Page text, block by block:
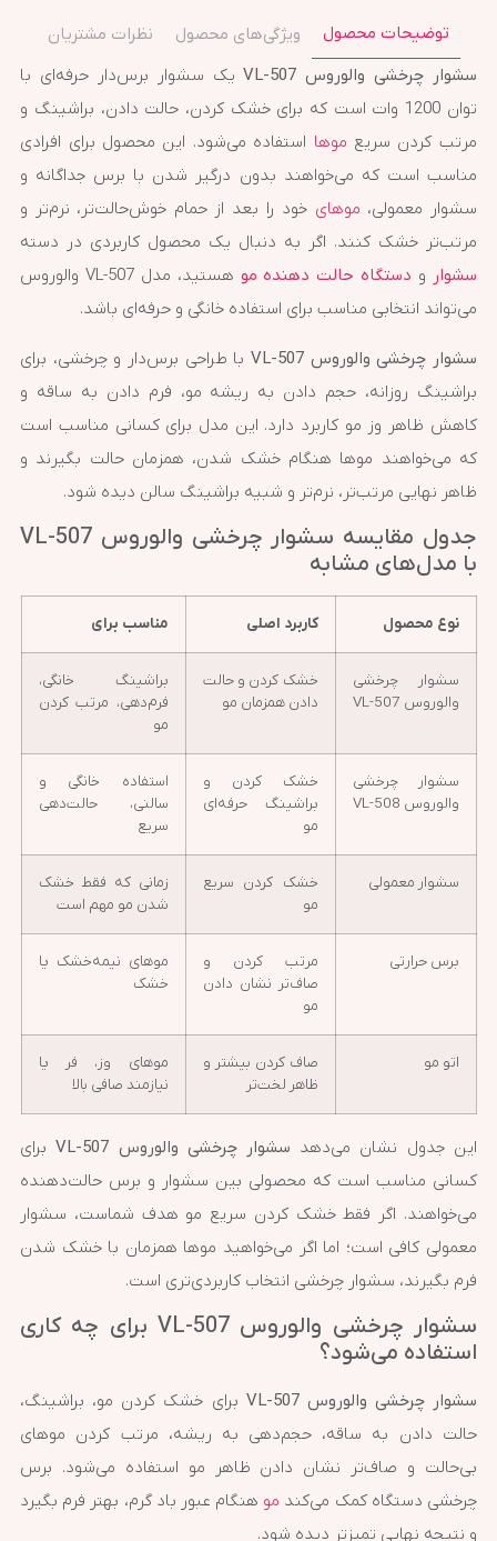
توضیحات محصول ویژگی‌های محصول
نظرات مشتریان
سشوار چرخشی والوروس VL-507
یک سشوار برس‌دار حرفه‌ای با
توان 1200 وات است که برای خشک کردن، حالت دادن، براشینگ و
مرتب کردن سریع موها استفاده می‌شود. این محصول برای افرادی
مناسب است که می‌خواهند بدون درگیر شدن با برس جداگانه و
سشوار معمولی، موهای خود را بعد از حمام خوش‌حالت‌تر، نرم‌تر و
مرتب‌تر خشک کنند. اگر به دنبال یک محصول کاربردی در دسته
سشوار و دستگاه حالت دهنده مو
هستید، مدل VL-507 والوروس
می‌تواند انتخابی مناسب برای استفاده خانگی و حرفه‌ای باشد.
سشوار چرخشی والوروس VL-507
با طراحی برس‌دار و چرخشی، برای
براشینگ روزانه، حجم دادن به ریشه مو، فرم دادن به ساقه و
کاهش ظاهر وز مو کاربرد دارد. این مدل برای کسانی مناسب است
که می‌خواهند موها هنگام خشک شدن، همزمان حالت بگیرند و
ظاهر نهایی مرتب‌تر، نرم‌تر و شبیه براشینگ سالن دیده شود.
جدول مقایسه سشوار چرخشی والوروس VL-507
با مدل‌های مشابه
نوع محصول کاربرد اصلی مناسب برای
سشوار چرخشی
والوروس VL-507
خشک کردن و حالت
دادن همزمان مو
براشینگ خانگی،
فرم‌دهی، مرتب کردن
مو
سشوار چرخشی
والوروس VL-508
خشک کردن و
براشینگ حرفه‌ای
مو
استفاده خانگی و
سالنی، حالت‌دهی
سریع
سشوار معمولی
خشک کردن سریع
مو
زمانی که فقط خشک
شدن مو مهم است
برس حرارتی
مرتب کردن و
صاف‌تر نشان دادن
مو
موهای نیمه‌خشک یا
خشک
اتو مو
صاف کردن بیشتر و
ظاهر لخت‌تر
موهای وز، فر یا
نیازمند صافی بالا
این جدول نشان می‌دهد سشوار چرخشی والوروس VL-507
برای
کسانی مناسب است که محصولی بین سشوار و برس حالت‌دهنده
می‌خواهند. اگر فقط خشک کردن سریع مو هدف شماست، سشوار
معمولی کافی است؛ اما اگر می‌خواهید موها همزمان با خشک شدن
فرم بگیرند، سشوار چرخشی انتخاب کاربردی‌تری است.
سشوار چرخشی والوروس VL-507 برای چه کاری
استفاده می‌شود؟
سشوار چرخشی والوروس VL-507
برای خشک کردن مو، براشینگ،
حالت دادن به ساقه، حجم‌دهی به ریشه، مرتب کردن موهای
بی‌حالت و صاف‌تر نشان دادن ظاهر مو استفاده می‌شود. برس
چرخشی دستگاه کمک می‌کند مو هنگام عبور باد گرم، بهتر فرم بگیرد
و نتیجه نهایی تمیزتر دیده شود.